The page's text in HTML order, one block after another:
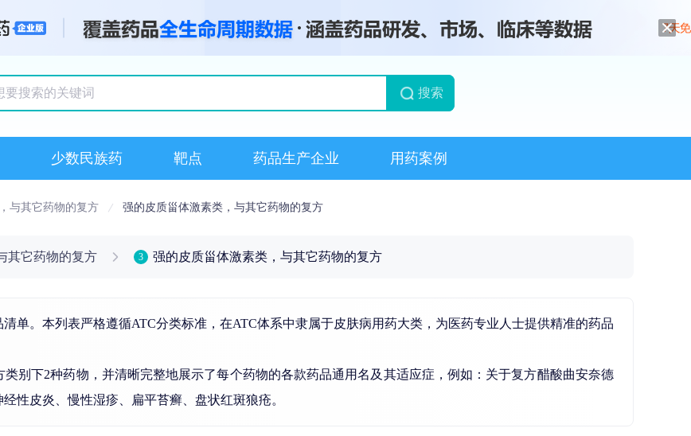
搜索
少数民族药 靶点 药品生产企业 用药案例
与其它药物的复方 强的皮质甾体激素类，与其它药物的复方
其它药物的复方 3 强的皮质甾体激素类，与其它药物的复方
单。本列表严格遵循ATC分类标准，在ATC体系中隶属于皮肤病用药大类，为医药专业人士提供精准的药品
别下2种药物，并清晰完整地展示了每个药物的各款药品通用名及其适应症，例如：关于复方醋酸曲安奈德
性皮炎、慢性湿疹、扁平苔癣、盘状红斑狼疮。